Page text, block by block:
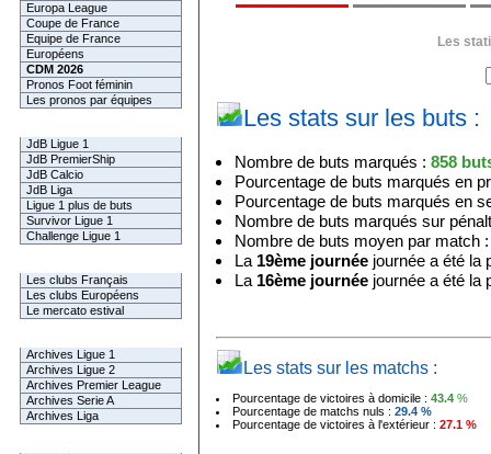
Europa League
Coupe de France
Equipe de France
Européens
CDM 2026
Pronos Foot féminin
Les pronos par équipes
JdB Ligue 1
JdB PremierShip
JdB Calcio
JdB Liga
Ligue 1 plus de buts
Survivor Ligue 1
Challenge Ligue 1
Les clubs Français
Les clubs Européens
Le mercato estival
Archives Ligue 1
Archives Ligue 2
Archives Premier League
Archives Serie A
Archives Liga
Les
Les stats sur les buts :
Nombre de buts marqués : 858
Pourcentage de buts marqués en
Pourcentage de buts marqués en
Nombre de buts marqués sur
Nombre de buts moyen par match
La 19ème journéejournée a été la
La 16ème journéejournée a été la
Les stats sur les matchs :
Pourcentage de victoires à domicile : 43.4%
Pourcentage de matchs nuls : 29.4%
Pourcentage de victoires à l'extérieur : 27.1%